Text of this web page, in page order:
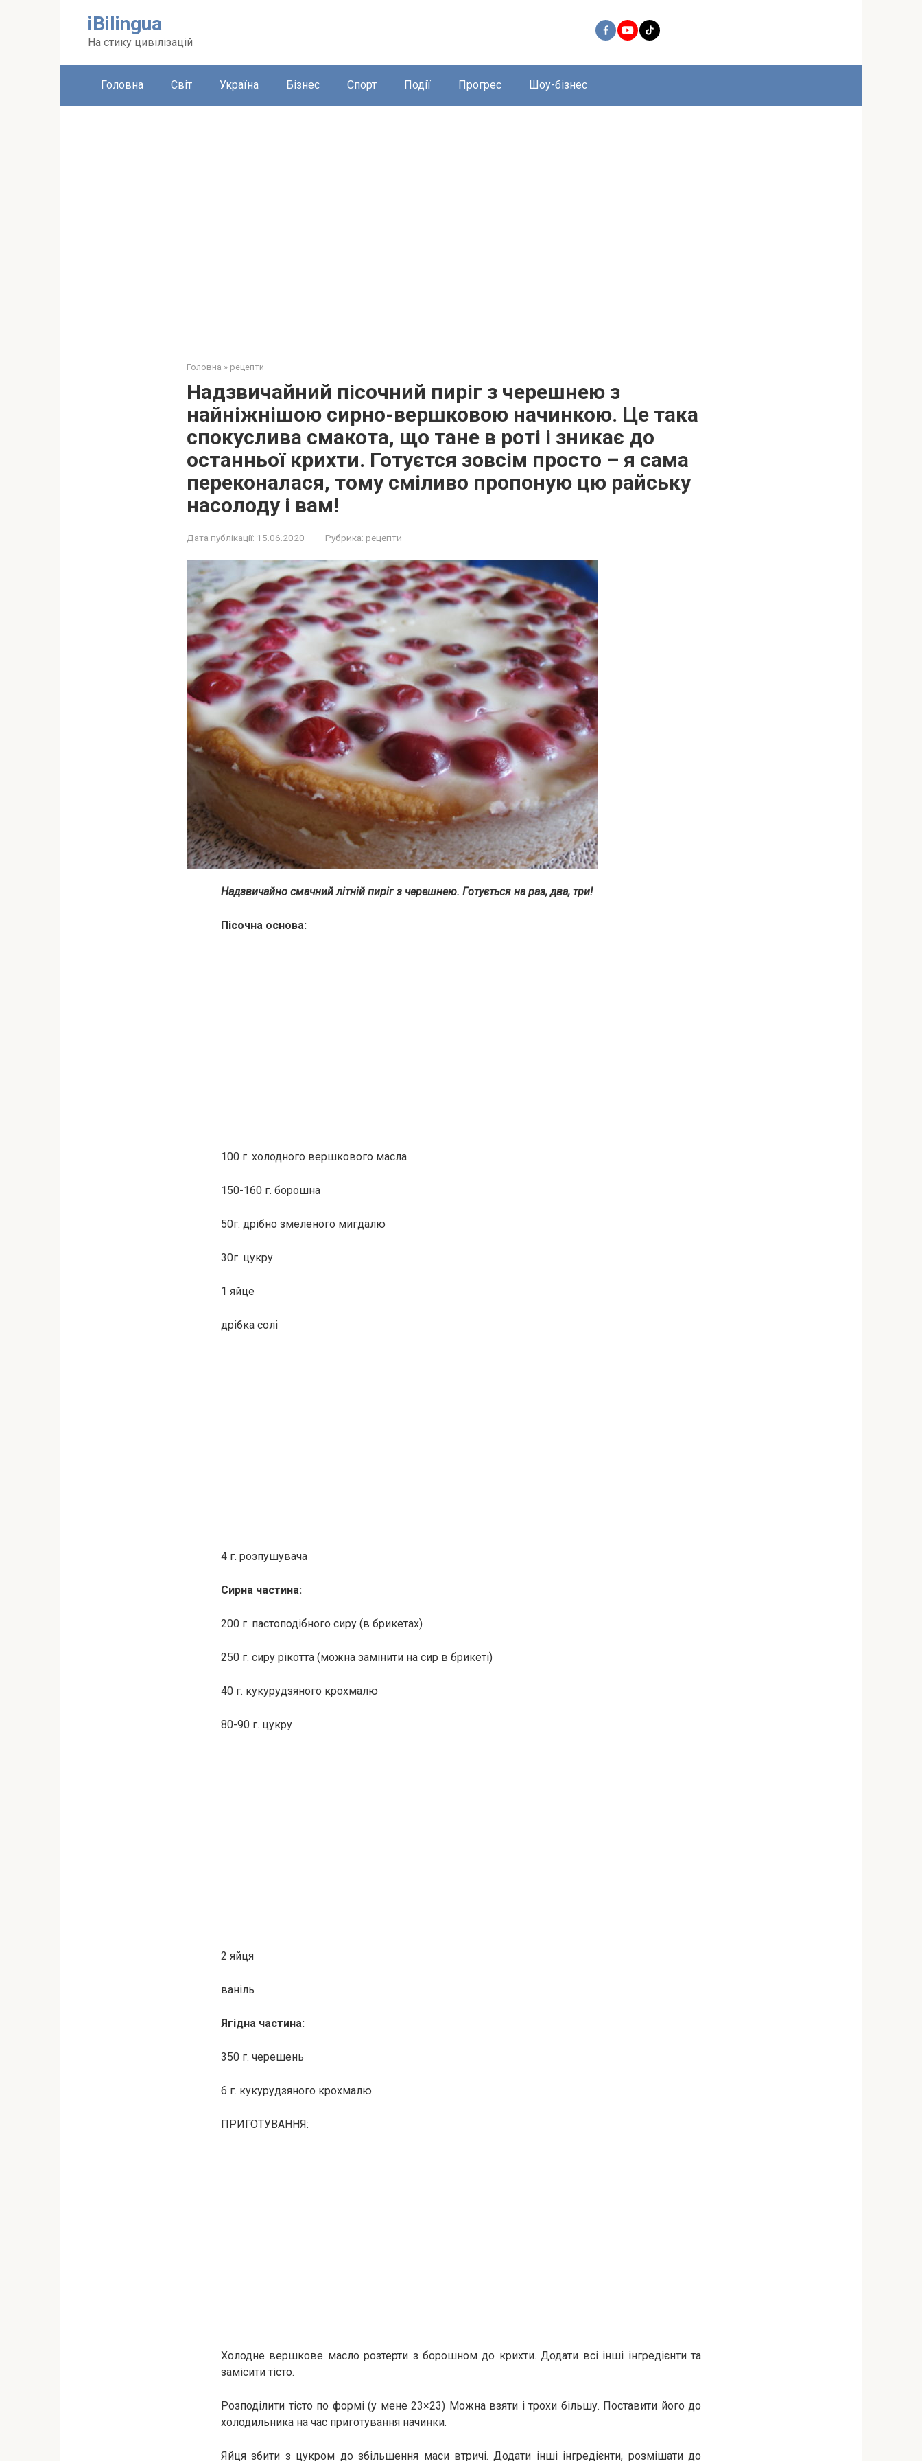
iBilingua
На стику цивілізацій
Головна Світ Україна Бізнес Спорт Події Прогрес Шоу-бізнес
Головна » рецепти
Надзвичайний пісочний пиріг з черешнею з
найніжнішою сирно-вершковою начинкою. Це така
спокуслива смакота, що тане в роті і зникає до
останньої крихти. Готуєтся зовсім просто – я сама
переконалася, тому сміливо пропоную цю райську
насолоду і вам!
Дата публікації: 15.06.2020 Рубрика: рецепти
Надзвичайно смачний літній пиріг з черешнею. Готується на раз, два, три!
Пісочна основа:
100 г. холодного вершкового масла
150-160 г. борошна
50г. дрібно змеленого мигдалю
30г. цукру
1 яйце
дрібка солі
4 г. розпушувача
Сирна частина:
200 г. пастоподібного сиру (в брикетах)
250 г. сиру рікотта (можна замінити на сир в брикеті)
40 г. кукурудзяного крохмалю
80-90 г. цукру
2 яйця
ваніль
Ягідна частина:
350 г. черешень
6 г. кукурудзяного крохмалю.
ПРИГОТУВАННЯ:
Холодне вершкове масло розтерти з борошном до крихти. Додати всі інші інгредієнти та
замісити тісто.
Розподілити тісто по формі (у мене 23×23) Можна взяти і трохи більшу. Поставити його до
холодильника на час приготування начинки.
Яйця збити з цукром до збільшення маси втричі. Додати інші інгредієнти, розмішати до